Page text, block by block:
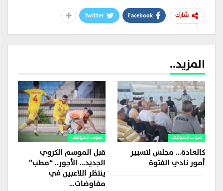
شارك Facebook
Twitter
المزيد..
صوت الموقف
كالعادة… مجلس لتسيير
أمور نادي الفتوة
صوت الموقف
قبل الموسم الكروي
الجديد… الأجور.. “مطب”
ينتظر اللاعبين في
مفاوضات…